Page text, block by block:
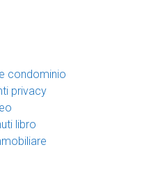
condominio​
privacy
libro​